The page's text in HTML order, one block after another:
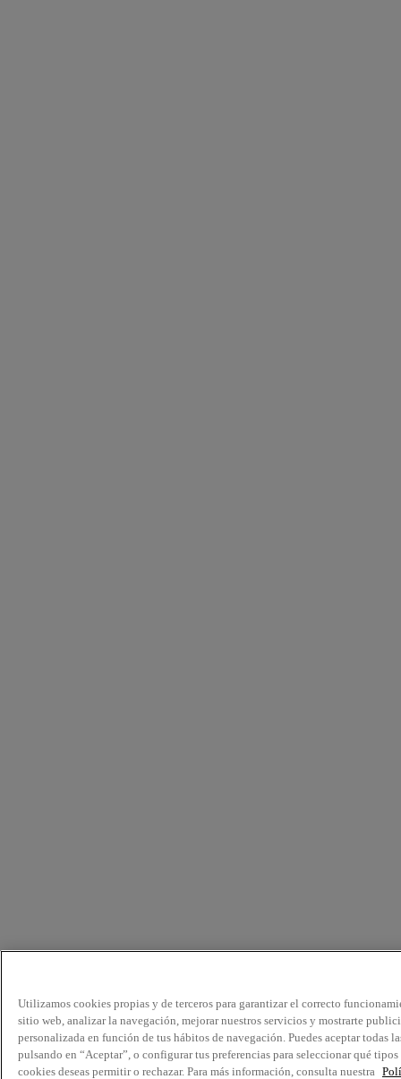
Utilizamos cookies propias y de terceros para garantizar el correcto
sitio web, analizar la navegación, mejorar nuestros servicios y mostrarte
personalizada en función de tus hábitos de navegación. Puedes aceptar todas
pulsando en “Aceptar”, o configurar tus preferencias para seleccionar qué tipos
cookies deseas permitir o rechazar. Para más información, consulta nuestra